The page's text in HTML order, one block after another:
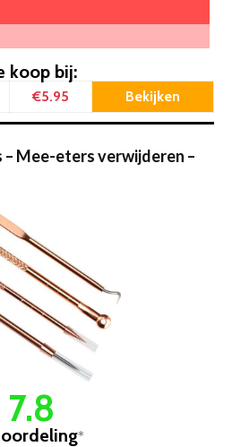
koop bij:
€5.95 Bekijken
– Mee-eters verwijderen –
7.8
*